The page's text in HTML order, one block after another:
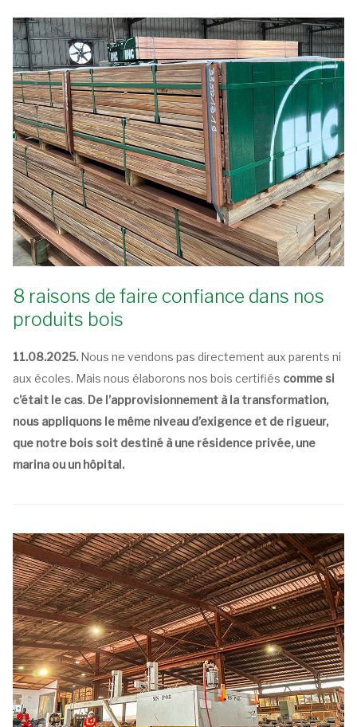
8 raisons de faire confiance dans nos
produits bois
11.08.2025. Nous ne vendons pas directement aux parents ni
aux écoles. Mais nous élaborons nos bois certifiés comme si
c’était le cas. De l’approvisionnement à la transformation,
nous appliquons le même niveau d’exigence et de rigueur,
que notre bois soit destiné à une résidence privée, une
marina ou un hôpital.